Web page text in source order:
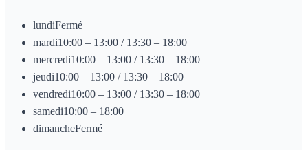
lundiFermé
mardi10:00 – 13:00 / 13:30 – 18:00
mercredi10:00 – 13:00 / 13:30 – 18:00
jeudi10:00 – 13:00 / 13:30 – 18:00
vendredi10:00 – 13:00 / 13:30 – 18:00
samedi10:00 – 18:00
dimancheFermé